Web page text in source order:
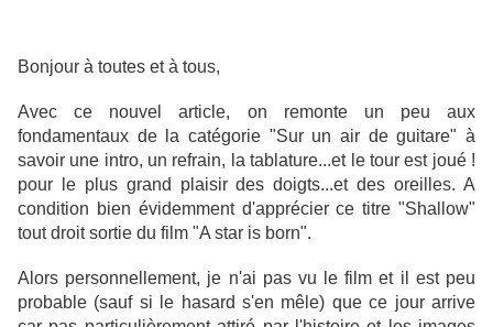
Bonjour à toutes et à tous,
Avec ce nouvel article, on remonte un peu aux
fondamentaux de la catégorie "Sur un air de guitare" à
savoir une intro, un refrain, la tablature...et le tour est joué !
pour le plus grand plaisir des doigts...et des oreilles. A
condition bien évidemment d'apprécier ce titre "Shallow"
tout droit sortie du film "A star is born".
Alors personnellement, je n'ai pas vu le film et il est peu
probable (sauf si le hasard s'en mêle) que ce jour arrive